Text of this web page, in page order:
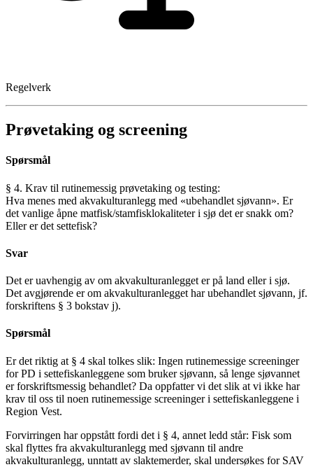
Regelverk
Prøvetaking og screening
Spørsmål
§ 4. Krav til rutinemessig prøvetaking og testing:
Hva menes med akvakulturanlegg med «ubehandlet sjøvann». Er
det vanlige åpne matfisk/stamfisklokaliteter i sjø det er snakk om?
Eller er det settefisk?
Svar
Det er uavhengig av om akvakulturanlegget er på land eller i sjø.
Det avgjørende er om akvakulturanlegget har ubehandlet sjøvann, jf.
forskriftens § 3 bokstav j).
Spørsmål
Er det riktig at § 4 skal tolkes slik: Ingen rutinemessige screeninger
for PD i settefiskanleggene som bruker sjøvann, så lenge sjøvannet
er forskriftsmessig behandlet? Da oppfatter vi det slik at vi ikke har
krav til oss til noen rutinemessige screeninger i settefiskanleggene i
Region Vest.
Forvirringen har oppstått fordi det i § 4, annet ledd står: Fisk som
skal flyttes fra akvakulturanlegg med sjøvann til andre
akvakulturanlegg, unntatt av slaktemerder, skal undersøkes for SAV